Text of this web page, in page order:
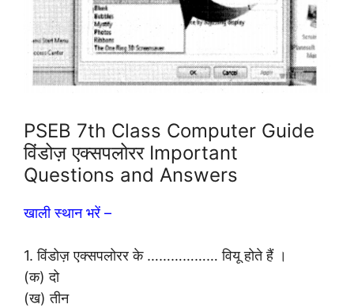
PSEB 7th Class Computer Guide
विंडोज़ एक्सपलोरर Important
Questions and Answers
खाली स्थान भरें –
1. विंडोज़ एक्सपलोरर के ……………… वियू होते हैं ।
(क) दो
(ख) तीन